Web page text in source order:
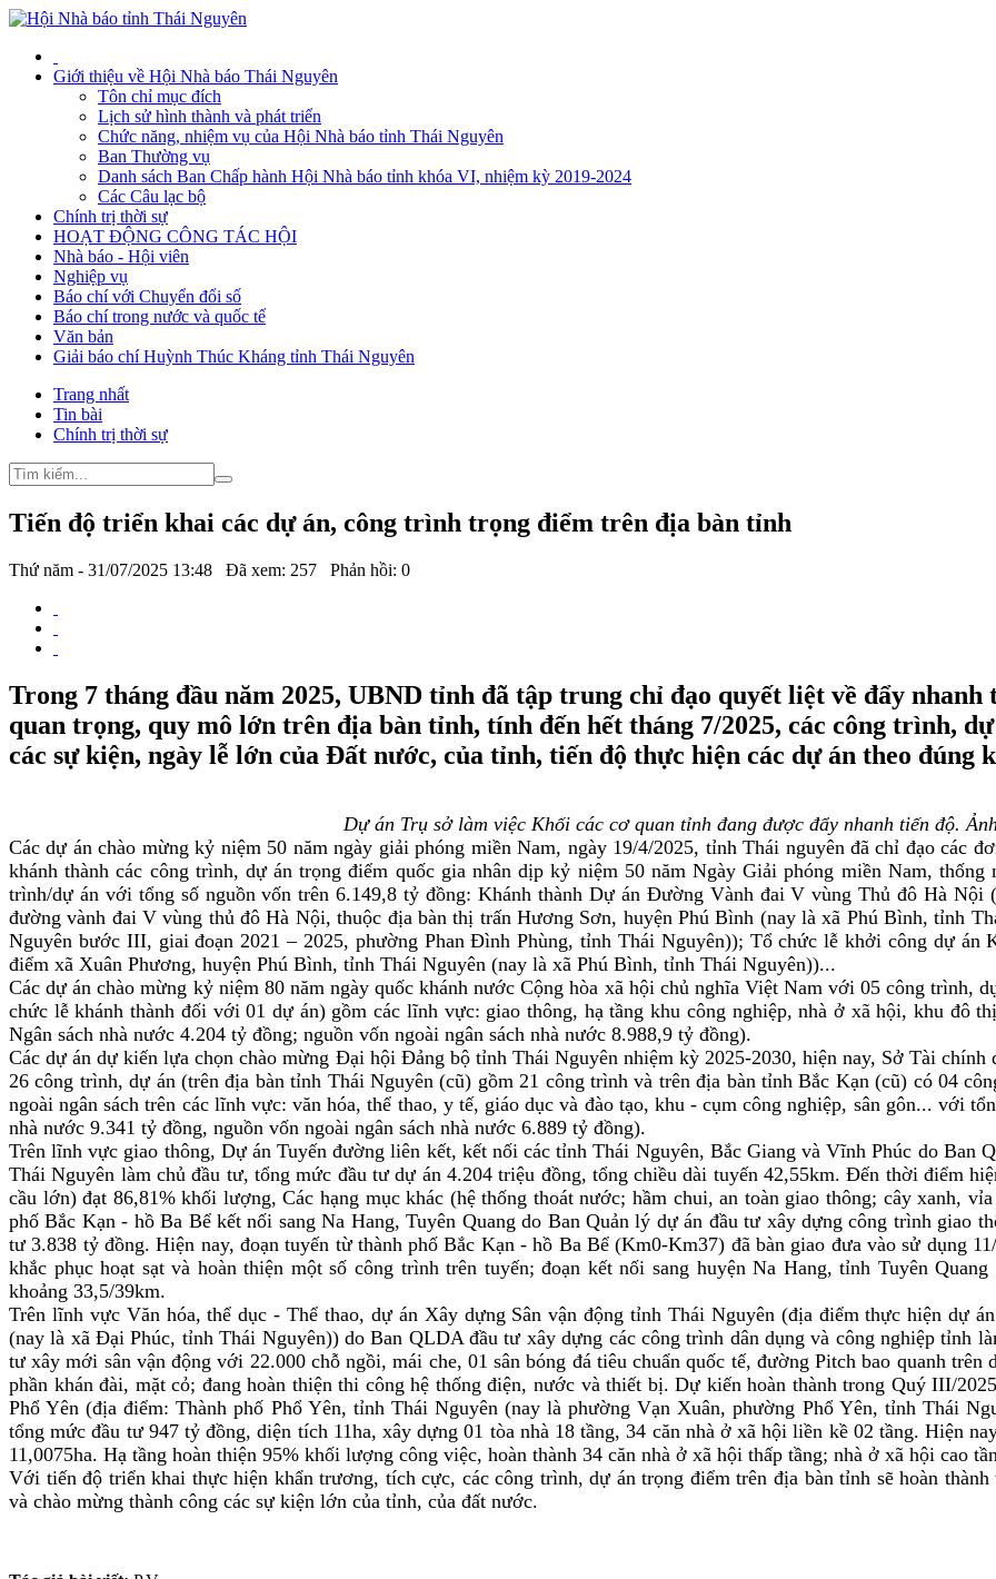
Giới thiệu về Hội Nhà báo Thái Nguyên
Tôn chỉ mục đích
Lịch sử hình thành và phát triển
Chức năng, nhiệm vụ của Hội Nhà báo tỉnh Thái Nguyên
Ban Thường vụ
Danh sách Ban Chấp hành Hội Nhà báo tỉnh khóa VI, nhiệm kỳ 2019-2024
Các Câu lạc bộ
Chính trị thời sự
HOẠT ĐỘNG CÔNG TÁC HỘI
Nhà báo - Hội viên
Nghiệp vụ
Báo chí với Chuyển đổi số
Báo chí trong nước và quốc tế
Văn bản
Giải báo chí Huỳnh Thúc Kháng tỉnh Thái Nguyên
Trang nhất
Tin bài
Chính trị thời sự
Tiến độ triển khai các dự án, công trình trọng điểm trên địa bàn tỉnh
Thứ năm - 31/07/2025 13:48 Đã xem: 257 Phản hồi: 0
Trong 7 tháng đầu năm 2025, UBND tỉnh đã tập trung chỉ đạo quyết liệt về đẩy
quan trọng, quy mô lớn trên địa bàn tỉnh, tính đến hết tháng 7/2025, các công trình,
các sự kiện, ngày lễ lớn của Đất nước, của tỉnh, tiến độ thực hiện các dự án theo đúng
Dự án Trụ sở làm việc Khối các cơ quan tỉnh đang được đẩy nhanh tiến độ.
Các dự án chào mừng kỷ niệm 50 năm ngày giải phóng miền Nam, ngày 19/4/2025, tỉnh Thái nguyên đã chỉ đạo các
khánh thành các công trình, dự án trọng điểm quốc gia nhân dịp kỷ niệm 50 năm Ngày Giải phóng miền Nam,
trình/dự án với tổng số nguồn vốn trên 6.149,8 tỷ đồng: Khánh thành Dự án Đường Vành đai V vùng Thủ đô Hà Nội
đường vành đai V vùng thủ đô Hà Nội, thuộc địa bàn thị trấn Hương Sơn, huyện Phú Bình (nay là xã Phú Bình, tỉnh
Nguyên bước III, giai đoạn 2021 – 2025, phường Phan Đình Phùng, tỉnh Thái Nguyên)); Tổ chức lễ khởi công dự
điểm xã Xuân Phương, huyện Phú Bình, tỉnh Thái Nguyên (nay là xã Phú Bình, tỉnh Thái Nguyên))...
Các dự án chào mừng kỷ niệm 80 năm ngày quốc khánh nước Cộng hòa xã hội chủ nghĩa Việt Nam với 05 công
chức lễ khánh thành đối với 01 dự án) gồm các lĩnh vực: giao thông, hạ tầng khu công nghiệp, nhà ở xã hội, khu đô
Ngân sách nhà nước 4.204 tỷ đồng; nguồn vốn ngoài ngân sách nhà nước 8.988,9 tỷ đồng).
Các dự án dự kiến lựa chọn chào mừng Đại hội Đảng bộ tỉnh Thái Nguyên nhiệm kỳ 2025-2030, hiện nay, Sở Tài
26 công trình, dự án (trên địa bàn tỉnh Thái Nguyên (cũ) gồm 21 công trình và trên địa bàn tỉnh Bắc Kạn (cũ) có 04
ngoài ngân sách trên các lĩnh vực: văn hóa, thể thao, y tế, giáo dục và đào tạo, khu - cụm công nghiệp, sân gôn... với
nhà nước 9.341 tỷ đồng, nguồn vốn ngoài ngân sách nhà nước 6.889 tỷ đồng).
Trên lĩnh vực giao thông, Dự án Tuyến đường liên kết, kết nối các tỉnh Thái Nguyên, Bắc Giang và Vĩnh Phúc do Ban
Thái Nguyên làm chủ đầu tư, tổng mức đầu tư dự án 4.204 triệu đồng, tổng chiều dài tuyến 42,55km. Đến thời điểm
cầu lớn) đạt 86,81% khối lượng, Các hạng mục khác (hệ thống thoát nước; hầm chui, an toàn giao thông; cây xanh,
phố Bắc Kạn - hồ Ba Bể kết nối sang Na Hang, Tuyên Quang do Ban Quản lý dự án đầu tư xây dựng công trình giao
tư 3.838 tỷ đồng. Hiện nay, đoạn tuyến từ thành phố Bắc Kạn - hồ Ba Bể (Km0-Km37) đã bàn giao đưa vào sử dụng
khắc phục hoạt sạt và hoàn thiện một số công trình trên tuyến; đoạn kết nối sang huyện Na Hang, tỉnh Tuyên
khoảng 33,5/39km.
Trên lĩnh vực Văn hóa, thể dục - Thể thao, dự án Xây dựng Sân vận động tỉnh Thái Nguyên (địa điểm thực hiện dự
(nay là xã Đại Phúc, tỉnh Thái Nguyên)) do Ban QLDA đầu tư xây dựng các công trình dân dụng và công nghiệp tỉnh
tư xây mới sân vận động với 22.000 chỗ ngồi, mái che, 01 sân bóng đá tiêu chuẩn quốc tế, đường Pitch bao quanh
phần khán đài, mặt cỏ; đang hoàn thiện thi công hệ thống điện, nước và thiết bị. Dự kiến hoàn thành trong Quý III/
Phổ Yên (địa điểm: Thành phố Phổ Yên, tỉnh Thái Nguyên (nay là phường Vạn Xuân, phường Phổ Yên, tỉnh Thái
tổng mức đầu tư 947 tỷ đồng, diện tích 11ha, xây dựng 01 tòa nhà 18 tầng, 34 căn nhà ở xã hội liền kề 02 tầng. Hiện
11,0075ha. Hạ tầng hoàn thiện 95% khối lượng công việc, hoàn thành 34 căn nhà ở xã hội thấp tầng; nhà ở xã hội cao
Với tiến độ triển khai thực hiện khẩn trương, tích cực, các công trình, dự án trọng điểm trên địa bàn tỉnh sẽ hoàn
và chào mừng thành công các sự kiện lớn của tỉnh, của đất nước.